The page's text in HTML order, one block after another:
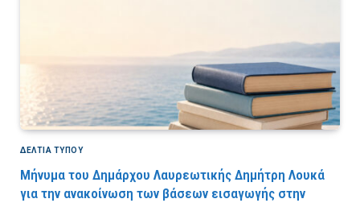
ΔΕΛΤΙΑ ΤΥΠΟΥ
Μήνυμα του Δημάρχου Λαυρεωτικής Δημήτρη Λουκά
για την ανακοίνωση των βάσεων εισαγωγής στην